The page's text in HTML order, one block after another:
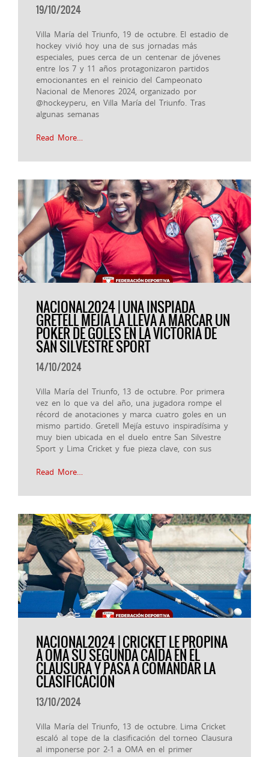
19/10/2024
Villa María del Triunfo, 19 de octubre. El estadio de
hockey vivió hoy una de sus jornadas más
especiales, pues cerca de un centenar de jóvenes
entre los 7 y 11 años protagonizaron partidos
emocionantes en el reinicio del Campeonato
Nacional de Menores 2024, organizado por
@hockeyperu, en Villa María del Triunfo. Tras
algunas semanas
Read More…
NACIONAL2024 | UNA INSPIADA
GRETELL MEJÍA LA LLEVA A MARCAR UN
POKER DE GOLES EN LA VICTORIA DE
SAN SILVESTRE SPORT
14/10/2024
Villa María del Triunfo, 13 de octubre. Por primera
vez en lo que va del año, una jugadora rompe el
récord de anotaciones y marca cuatro goles en un
mismo partido. Gretell Mejía estuvo inspiradísima y
muy bien ubicada en el duelo entre San Silvestre
Sport y Lima Cricket y fue pieza clave, con sus
Read More…
NACIONAL2024 | CRICKET LE PROPINA
A OMA SU SEGUNDA CAÍDA EN EL
CLAUSURA Y PASA A COMANDAR LA
CLASIFICACIÓN
13/10/2024
Villa María del Triunfo, 13 de octubre. Lima Cricket
escaló al tope de la clasificación del torneo Clausura
al imponerse por 2-1 a OMA en el primer